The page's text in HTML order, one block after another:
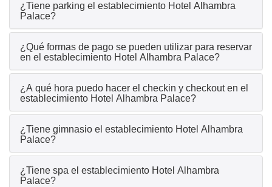
¿Tiene parking el establecimiento Hotel Alhambra
Palace?
¿Qué formas de pago se pueden utilizar para reservar
en el establecimiento Hotel Alhambra Palace?
¿A qué hora puedo hacer el checkin y checkout en el
establecimiento Hotel Alhambra Palace?
¿Tiene gimnasio el establecimiento Hotel Alhambra
Palace?
¿Tiene spa el establecimiento Hotel Alhambra
Palace?